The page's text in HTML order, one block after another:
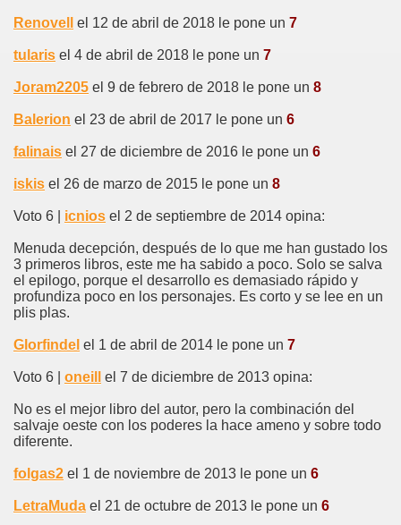
Renovell el 12 de abril de 2018 le pone un 7
tularis el 4 de abril de 2018 le pone un 7
Joram2205 el 9 de febrero de 2018 le pone un 8
Balerion el 23 de abril de 2017 le pone un 6
falinais el 27 de diciembre de 2016 le pone un 6
iskis el 26 de marzo de 2015 le pone un 8
Voto 6 | icnios el 2 de septiembre de 2014 opina:
Menuda decepción, después de lo que me han gustado los
3 primeros libros, este me ha sabido a poco. Solo se salva
el epilogo, porque el desarrollo es demasiado rápido y
profundiza poco en los personajes. Es corto y se lee en un
plis plas.
Glorfindel el 1 de abril de 2014 le pone un 7
Voto 6 | oneill el 7 de diciembre de 2013 opina:
No es el mejor libro del autor, pero la combinación del
salvaje oeste con los poderes la hace ameno y sobre todo
diferente.
folgas2 el 1 de noviembre de 2013 le pone un 6
LetraMuda el 21 de octubre de 2013 le pone un 6